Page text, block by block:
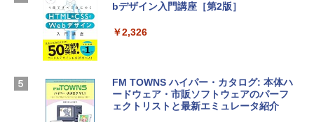
￥298,901
ン 15-fd 15.6インチ 16GBメモリ 512GB
SSD インテル Core 5
定バーチャルアイテムを含む】 【オンラ
ラインコード版
Windows版 | Minecraft (マインクラフ
ト): Java & Bedrock Edition | オンライ
bデザイン入門講座［第2版］
￥2,326
FM TOWNS ハイパー・カタログ: 本体ハ
ードウェア・市販ソフトウェアのパーフ
ェクトリストと最新エミュレータ紹介